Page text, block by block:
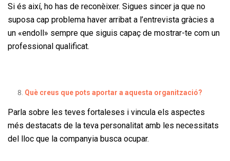
Si és així, ho has de reconèixer. Sigues sincer ja que no
suposa cap problema haver arribat a l’entrevista gràcies a
un «endoll» sempre que siguis capaç de mostrar-te com un
professional qualificat.
Què creus que pots aportar a aquesta organització?
Parla sobre les teves fortaleses i vincula els aspectes
més destacats de la teva personalitat amb les necessitats
del lloc que la companyia busca ocupar.